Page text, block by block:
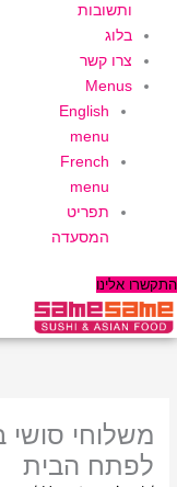
ותשובות
בלוג
צרו קשר
Menus
English
menu
French
menu
תפריט
המסעדה
התקשרו אלינו
משלוחי
לפתח הבית